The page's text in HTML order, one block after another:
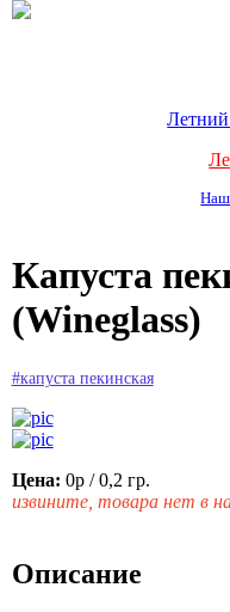
Наш
Капуста
(Wineglass)
#капуста пекинская
Цена: 0р / 0,2 гр.
извините, товара нет в
Описание